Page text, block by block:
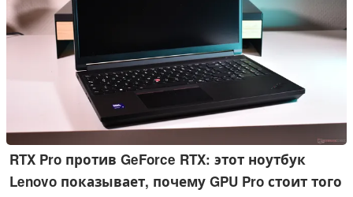
RTX Pro против GeForce RTX: этот ноутбук
Lenovo показывает, почему GPU Pro стоит того